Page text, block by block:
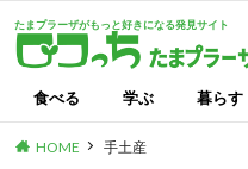
たまプラーザがもっと好きになる発見サイト
食べる 学ぶ 暮らす
HOME 手土産